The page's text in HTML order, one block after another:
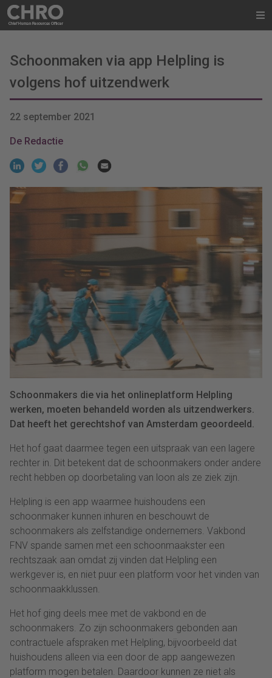
Schoonmaken via app Helpling is
volgens hof uitzendwerk
22 september 2021
De Redactie
Schoonmakers die via het onlineplatform Helpling
werken, moeten behandeld worden als uitzendwerkers.
Dat heeft het gerechtshof van Amsterdam geoordeeld.
Het hof gaat daarmee tegen een uitspraak van een lagere
rechter in. Dit betekent dat de schoonmakers onder andere
recht hebben op doorbetaling van loon als ze ziek zijn.
Helpling is een app waarmee huishoudens een
schoonmaker kunnen inhuren en beschouwt de
schoonmakers als zelfstandige ondernemers. Vakbond
FNV spande samen met een schoonmaakster een
rechtszaak aan omdat zij vinden dat Helpling een
werkgever is, en niet puur een platform voor het vinden van
schoonmaakklussen.
Het hof ging deels mee met de vakbond en de
schoonmakers. Zo zijn schoonmakers gebonden aan
contractuele afspraken met Helpling, bijvoorbeeld dat
huishoudens alleen via een door de app aangewezen
platform mogen betalen. Daardoor kunnen ze niet als